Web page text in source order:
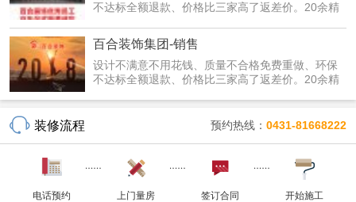
不达标全额退款、价格比三家高了返差价。20余精
百合装饰集团-销售
设计不满意不用花钱、质量不合格免费重做、环保
不达标全额退款、价格比三家高了返差价。20余精
装修流程 预约热线： 0431-81668222
电话预约 上门量房 签订合同 开始施工